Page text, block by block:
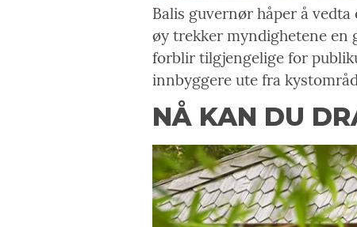
Balis guvernør håper å
øy trekker myndighetene en
forblir tilgjengelige for
innbyggere ute fra
NÅ KAN DU